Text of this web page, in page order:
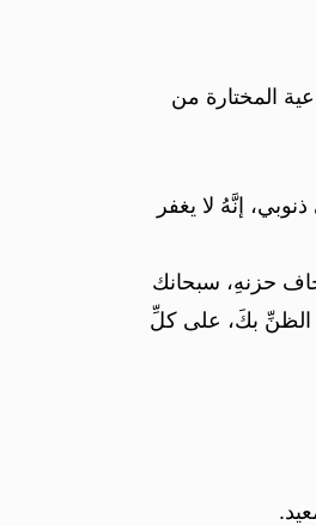
المختارة من
إنَّهُ لا يغفر
حزنهِ، سبحانك
الظنِّ بكَ، على كلِّ